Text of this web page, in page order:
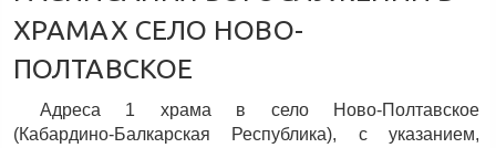
ХРАМАХ СЕЛО НОВО-
ПОЛТАВСКОЕ
Адреса 1 храма в село Ново-Полтавское
(Кабардино-Балкарская Республика), c указанием,